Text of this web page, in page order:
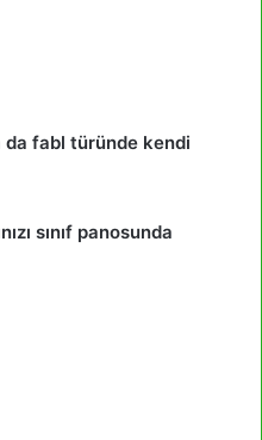
da fabl türünde kendi
sınıf panosunda